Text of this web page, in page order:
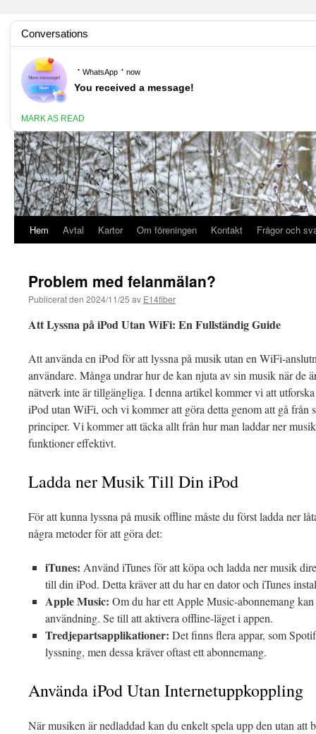
E14fiber
Hem Avtal Kartor Om föreningen Kontakt Frågor och
Problem med felanmälan?
Publicerat den 2024/11/25 av E14fiber
Att Lyssna på iPod Utan WiFi: En Fullständig Guide
Att använda en iPod för att lyssna på musik utan en WiFi-
användare. Många undrar hur de kan njuta av sin musik när de
nätverk inte är tillgängliga. I denna artikel kommer vi att
iPod utan WiFi, och vi kommer att göra detta genom att gå från
principer. Vi kommer att täcka allt från hur man laddar ner
funktioner effektivt.
Ladda ner Musik Till Din iPod
För att kunna lyssna på musik offline måste du först ladda ner
några metoder för att göra det:
iTunes: Använd iTunes för att köpa och ladda ner musik
till din iPod. Detta kräver att du har en dator och iTunes
Apple Music: Om du har ett Apple Music-abonnemang
användning. Se till att aktivera offline-läget i appen.
Tredjepartsapplikationer: Det finns flera appar, som
lyssning, men dessa kräver oftast ett abonnemang.
Använda iPod Utan Internetuppkoppling
När musiken är nedladdad kan du enkelt spela upp den utan att